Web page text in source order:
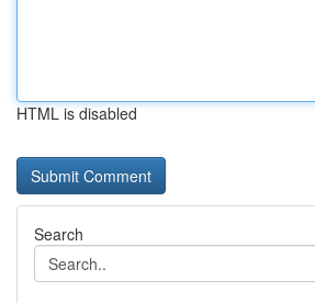
HTML is disabled
Search